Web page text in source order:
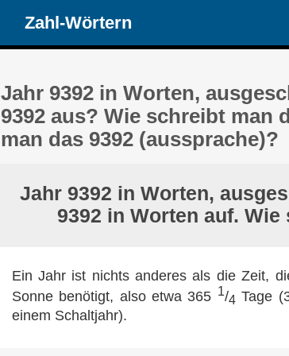
Zahl-Wörtern
Jahr 9392 in Worten,
9392 aus? Wie schreibt man
man das 9392 (aussprache)?
Jahr 9392 in Worten,
9392 in Worten auf.
Ein Jahr ist nichts anderes als die Zeit,
Sonne benötigt, also etwa 365 1/4 Tage
einem Schaltjahr).